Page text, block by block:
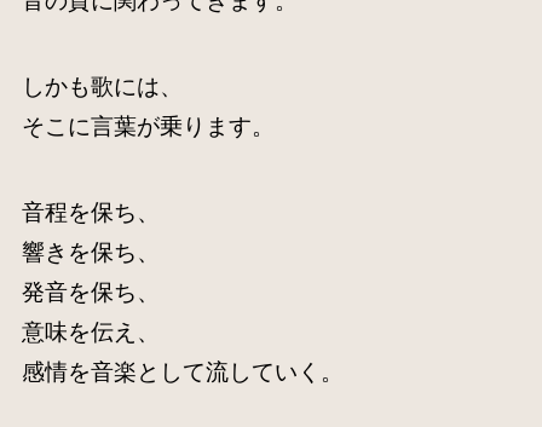
しかも歌には、
そこに言葉が乗ります。
音程を保ち、
響きを保ち、
発音を保ち、
意味を伝え、
感情を音楽として流していく。